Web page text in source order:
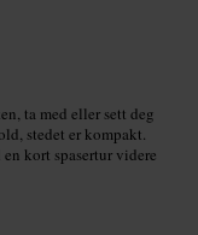
ta med eller sett deg
stedet er kompakt.
kort spasertur videre